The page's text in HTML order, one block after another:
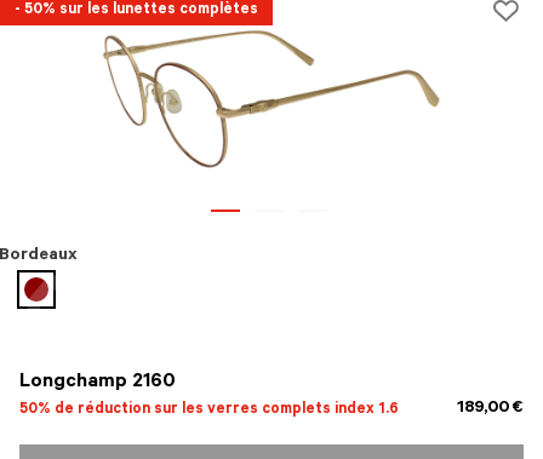
- 50% sur les lunettes complètes
Longchamp 2160
50% de réduction sur les verres complets index 1.6 189,00 €
Bordeaux
sélectionné